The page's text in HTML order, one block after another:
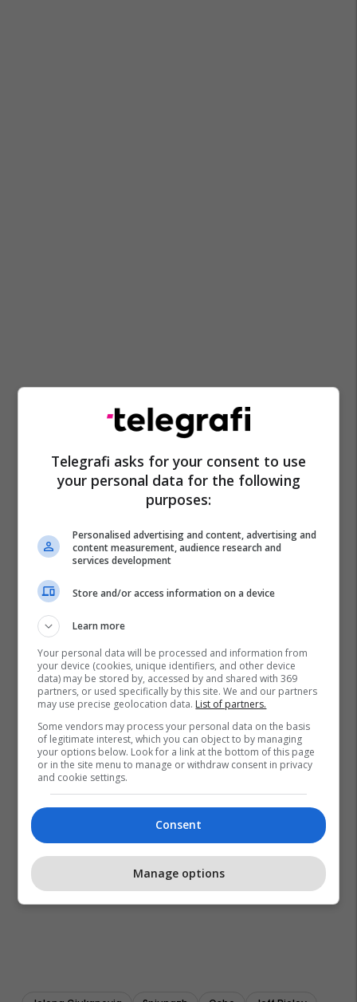
Telegrafi asks for your consent to use
your personal data for the following
purposes:
Personalised advertising and content, advertising and
content measurement, audience research and
services development
Store and/or access information on a device
Learn more
Your personal data will be processed and information from
your device (cookies, unique identifiers, and other device
data) may be stored by, accessed by and shared with 369
partners, or used specifically by this site. We and our partners
may use precise geolocation data. List of partners.
Some vendors may process your personal data on the basis
of legitimate interest, which you can object to by managing
your options below. Look for a link at the bottom of this page
or in the site menu to manage or withdraw consent in privacy
and cookie settings.
Consent
Manage options